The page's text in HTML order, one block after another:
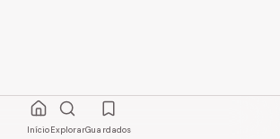
InícioExplorarGuardados